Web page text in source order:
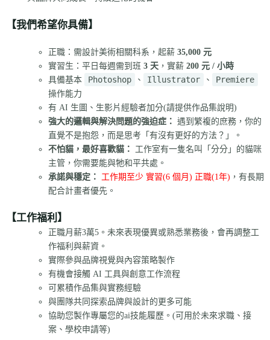
【我們希望你具備】
正職：需設計美術相關科系，起薪 35,000 元
實習生：平日每週需到班 3 天 ，實薪 200 元 / 小時
具備基本
Photoshop 、 Illustrator 、 Premiere
操作能力
有 AI 生圖、生影片經驗者加分(請提供作品集說明)
強大的邏輯與解決問題的強迫症： 遇到繁複的庶務，你的
直覺不是抱怨，而是思考「有沒有更好的方法？」。
不怕貓，最好喜歡貓：
工作室有一隻名叫「分分」的貓咪
主管，你需要能與牠和平共處。
承諾與穩定：
工作期至少 實習(6 個月) 正職(1年) ，有長期
配合計畫者優先。
【工作福利】
正職月薪3萬5。未來表現優異或熟悉業務後，會再調整工
作福利與薪資。
實際參與品牌視覺與內容策略製作
有機會接觸 AI 工具與創意工作流程
可累積作品集與實務經驗
與團隊共同探索品牌與設計的更多可能
協助您製作專屬您的ai技能履歷。(可用於未來求職、接
案、學校申請等)